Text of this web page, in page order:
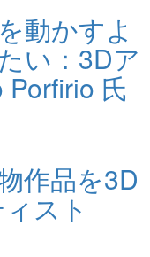
動かすよ
い：3Dア
氏
作品を3D
スト